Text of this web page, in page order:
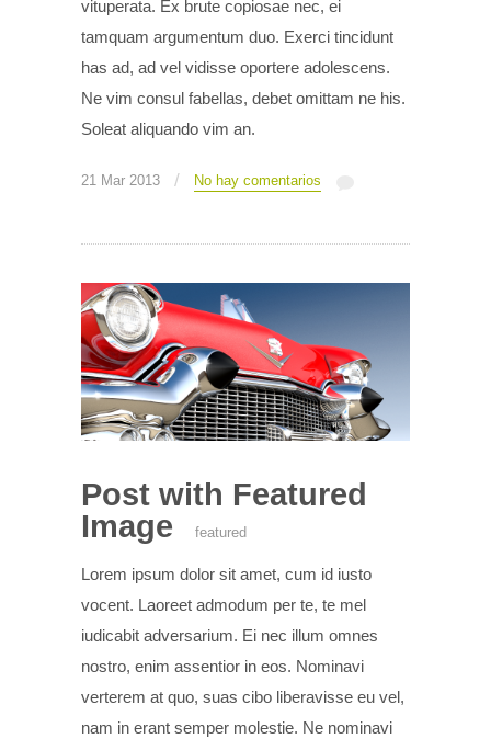
vituperata. Ex brute copiosae nec, ei
tamquam argumentum duo. Exerci tincidunt
has ad, ad vel vidisse oportere adolescens.
Ne vim consul fabellas, debet omittam ne his.
Soleat aliquando vim an.
21 Mar 2013 / No hay comentarios
Post with Featured
Image
featured
Lorem ipsum dolor sit amet, cum id iusto
vocent. Laoreet admodum per te, te mel
iudicabit adversarium. Ei nec illum omnes
nostro, enim assentior in eos. Nominavi
verterem at quo, suas cibo liberavisse eu vel,
nam in erant semper molestie. Ne nominavi